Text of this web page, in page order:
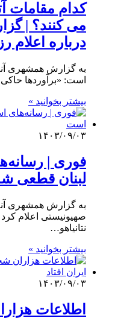
کدام مقامات
می کنند؟ |
درباره اعلام
است: «برآوردها
بیشتر بخوانید »
۱۴۰۳/۰۹/۰۳
فوری |
لبنان قطعی
به گزارش همشهری
صهیونیستی اعلام کرد
نتانیاهو…
بیشتر بخوانید »
۱۴۰۳/۰۹/۰۳
اطلاعات